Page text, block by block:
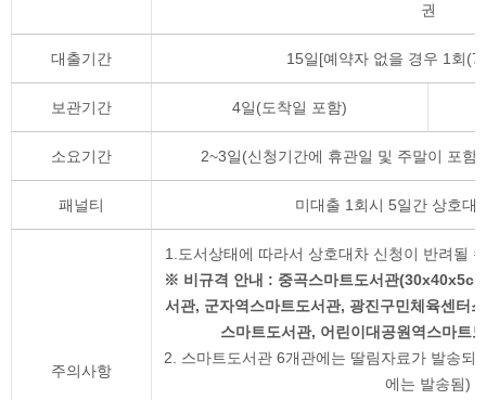
권
대출기간 15일[예약자 없을 경우 1회(7
보관기간 4일(도착일 포함)
소요기간 2~3일(신청기간에 휴관일 및 주말이 포함
패널티 미대출 1회시 5일간 상호대
주의사항
1.도서상태에 따라서 상호대차 신청이 반려될
※ 비규격 안내 : 중곡스마트도서관
서관, 군자역스마트도서관, 광진구민체육센터
스마트도서관, 어린이대공원역스마트
2. 스마트도서관 6개관에는 딸림자료가 발송되
에는 발송됨)